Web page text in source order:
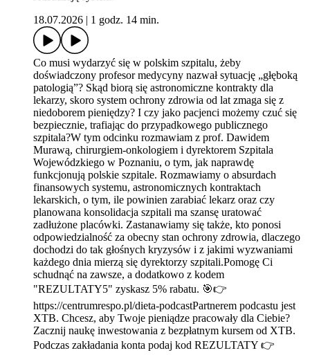
18.07.2026
1 godz. 14 min.
Co musi wydarzyć się w polskim szpitalu, żeby
doświadczony profesor medycyny nazwał sytuację „głęboką
patologią”? Skąd biorą się astronomiczne kontrakty dla
lekarzy, skoro system ochrony zdrowia od lat zmaga się z
niedoborem pieniędzy? I czy jako pacjenci możemy czuć się
bezpiecznie, trafiając do przypadkowego publicznego
szpitala?W tym odcinku rozmawiam z prof. Dawidem
Murawą, chirurgiem-onkologiem i dyrektorem Szpitala
Wojewódzkiego w Poznaniu, o tym, jak naprawdę
funkcjonują polskie szpitale. Rozmawiamy o absurdach
finansowych systemu, astronomicznych kontraktach
lekarskich, o tym, ile powinien zarabiać lekarz oraz czy
planowana konsolidacja szpitali ma szansę uratować
zadłużone placówki. Zastanawiamy się także, kto ponosi
odpowiedzialność za obecny stan ochrony zdrowia, dlaczego
dochodzi do tak głośnych kryzysów i z jakimi wyzwaniami
każdego dnia mierzą się dyrektorzy szpitali.Pomogę Ci
schudnąć na zawsze, a dodatkowo z kodem
"REZULTATY5" zyskasz 5% rabatu. 🎯👉
https://centrumrespo.pl/dieta-podcastPartnerem podcastu jest
XTB. Chcesz, aby Twoje pieniądze pracowały dla Ciebie?
Zacznij naukę inwestowania z bezpłatnym kursem od XTB.
Podczas zakładania konta podaj kod REZULTATY 👉